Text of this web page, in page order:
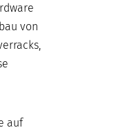
von
auf